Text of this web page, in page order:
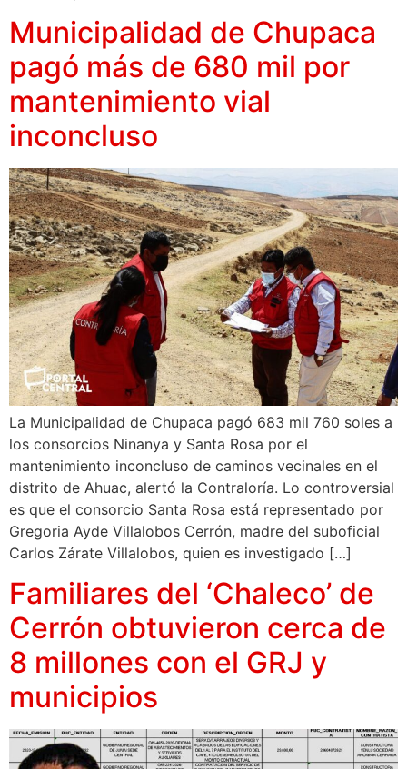
Municipalidad de Chupaca
pagó más de 680 mil por
mantenimiento vial
inconcluso
La Municipalidad de Chupaca pagó 683 mil 760 soles a
los consorcios Ninanya y Santa Rosa por el
mantenimiento inconcluso de caminos vecinales en el
distrito de Ahuac, alertó la Contraloría. Lo controversial
es que el consorcio Santa Rosa está representado por
Gregoria Ayde Villalobos Cerrón, madre del suboficial
Carlos Zárate Villalobos, quien es investigado […]
Familiares del ‘Chaleco’ de
Cerrón obtuvieron cerca de
8 millones con el GRJ y
municipios